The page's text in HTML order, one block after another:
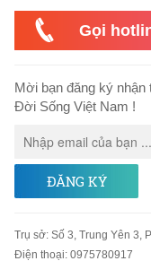
Gọi
Mời bạn đăng ký nhận
Đời Sống Việt Nam !
ĐĂNG KÝ
Trụ sở: Số 3, Trung Yên 3,
Điện thoại: 0975780917